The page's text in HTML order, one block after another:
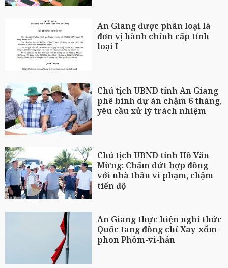
An Giang được phân loại là
đơn vị hành chính cấp tỉnh
loại I
Chủ tịch UBND tỉnh An Giang
phê bình dự án chậm 6 tháng,
yêu cầu xử lý trách nhiệm
Chủ tịch UBND tỉnh Hồ Văn
Mừng: Chấm dứt hợp đồng
với nhà thầu vi phạm, chậm
tiến độ
An Giang thực hiện nghi thức
Quốc tang đồng chí Xay-xổm-
phon Phôm-vi-hản